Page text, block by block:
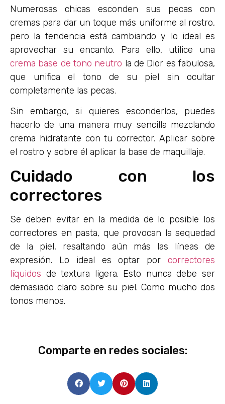
Numerosas chicas esconden sus pecas con
cremas para dar un toque más uniforme al rostro,
pero la tendencia está cambiando y lo ideal es
aprovechar su encanto. Para ello, utilice una
crema base de tono neutro la de Dior es fabulosa,
que unifica el tono de su piel sin ocultar
completamente las pecas.
Sin embargo, si quieres esconderlos, puedes
hacerlo de una manera muy sencilla mezclando
crema hidratante con tu corrector. Aplicar sobre
el rostro y sobre él aplicar la base de maquillaje.
Cuidado con los
correctores
Se deben evitar en la medida de lo posible los
correctores en pasta, que provocan la sequedad
de la piel, resaltando aún más las líneas de
expresión. Lo ideal es optar por correctores
líquidos de textura ligera. Esto nunca debe ser
demasiado claro sobre su piel. Como mucho dos
tonos menos.
Comparte en redes sociales: